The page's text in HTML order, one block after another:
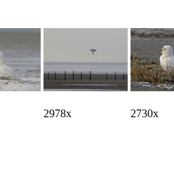
2978x 2730x